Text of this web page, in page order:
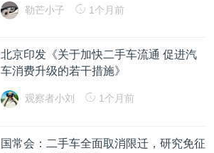
勒芒小子 1个月前
北京印发《关于加快二手车流通 促进汽
车消费升级的若干措施》
观察者小刘 1个月前
国常会：二手车全面取消限迁，研究免征